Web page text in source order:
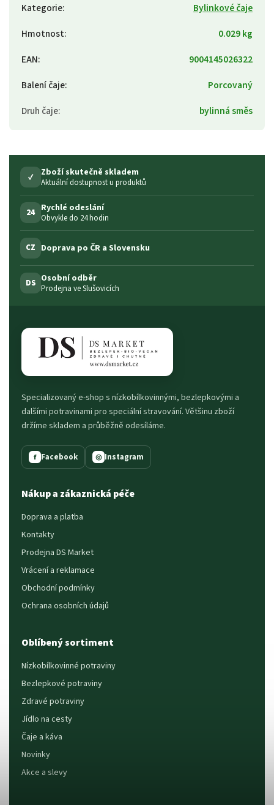
Kategorie:
Bylinkové čaje
Hmotnost:
0.029 kg
EAN:
9004145026322
Balení čaje:
Porcovaný
Druh čaje: bylinná směs
✓ Zboží skutečně skladem
Aktuální dostupnost u produktů
24 Rychlé odeslání
Obvykle do 24 hodin
CZ Doprava po ČR a Slovensku
DS Osobní odběr
Prodejna ve Slušovicích
Specializovaný e-shop s nízkobílkovinnými, bezlepkovými a
dalšími potravinami pro speciální stravování. Většinu zboží
držíme skladem a průběžně odesíláme.
f Facebook ◎ Instagram
Nákup a zákaznická péče
Doprava a platba
Kontakty
Prodejna DS Market
Vrácení a reklamace
Obchodní podmínky
Ochrana osobních údajů
Oblíbený sortiment
Nízkobílkovinné potraviny
Bezlepkové potraviny
Zdravé potraviny
Jídlo na cesty
Čaje a káva
Novinky
Akce a slevy